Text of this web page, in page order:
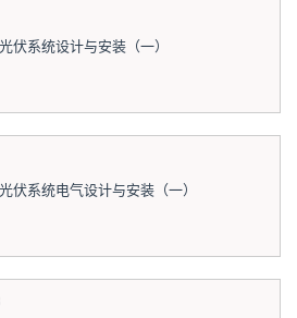
伏系统设计与安装（一）
伏系统电气设计与安装（一）